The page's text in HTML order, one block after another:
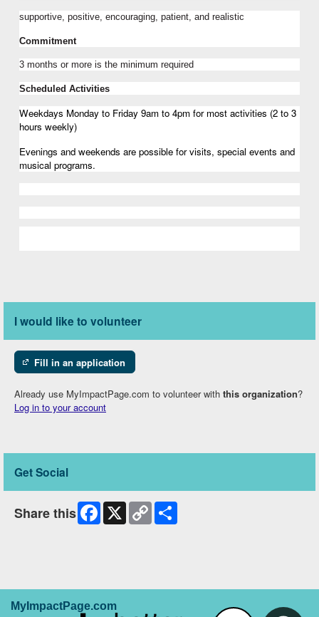
supportive, positive, encouraging, patient, and realistic
Commitment
3 months or more is the minimum required
Scheduled Activities
Weekdays Monday to Friday 9am to 4pm for most activities (2 to 3
hours weekly)
Evenings and weekends are possible for visits, special events and
musical programs.
I would like to volunteer
Fill in an application
Already use MyImpactPage.com to volunteer with this organization?
Log in to your account
Get Social
Share this Facebook
X
Copy
Link
MyImpactPage.com